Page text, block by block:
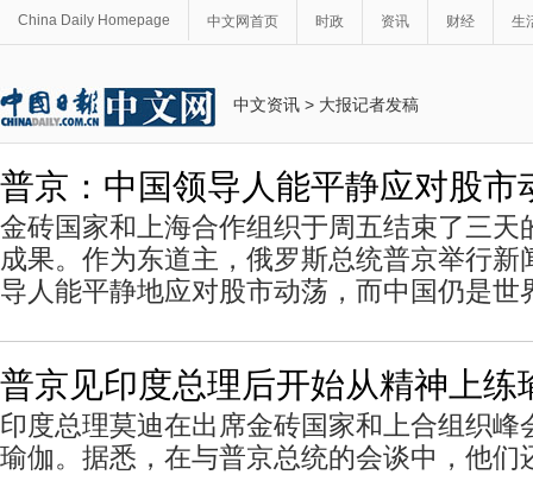
China Daily Homepage 中文网首页 时政 资讯 财经 生
中文资讯 > 大报记者发稿
普京：中国领导人能平静应对股市
金砖国家和上海合作组织于周五结束了三天
成果。作为东道主，俄罗斯总统普京举行新
导人能平静地应对股市动荡，而中国仍是世
普京见印度总理后开始从精神上练
印度总理莫迪在出席金砖国家和上合组织峰
瑜伽。据悉，在与普京总统的会谈中，他们